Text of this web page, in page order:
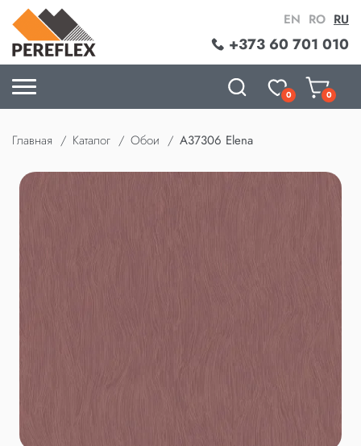
+373 60 701 010
EN RO RU
0 0
Главная Каталог Обои A37306 Elena